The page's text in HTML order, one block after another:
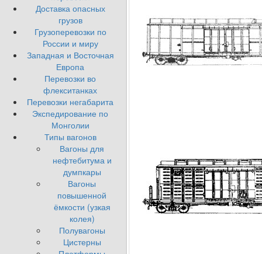
Доставка опасных
грузов
Грузоперевозки по
России и миру
Западная и Восточная
Европа
Перевозки во
флекситанках
Перевозки негабарита
Экспедирование по
Монголии
Типы вагонов
Вагоны для
нефтебитума и
думпкары
Вагоны
повышенной
ёмкости (узкая
колея)
Полувагоны
Цистерны